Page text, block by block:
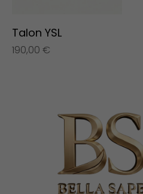
Talon YSL
190,00 €